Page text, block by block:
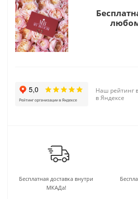
Наш рейтинг
в Яндексе
Бесплатная доставка внутри
МКАДа!